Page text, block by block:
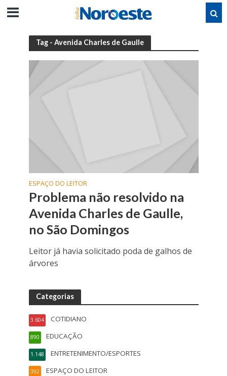
Tag - Avenida Charles de Gaulle
ESPAÇO DO LEITOR
Problema não resolvido na
Avenida Charles de Gaulle,
no São Domingos
Leitor já havia solicitado poda de galhos de
árvores
Categorias
COTIDIANO
3.604
EDUCAÇÃO
890
ENTRETENIMENTO/ESPORTES
1.148
ESPAÇO DO LEITOR
392